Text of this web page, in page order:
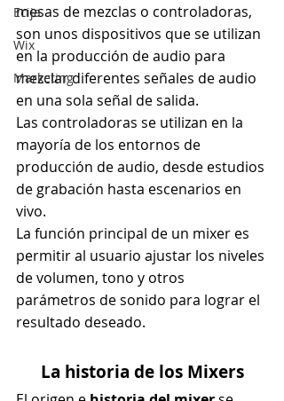
Ecija
Wix
Marketing
mesas de mezclas o controladoras,
son unos dispositivos que se utilizan
en la producción de audio para
mezclar diferentes señales de audio
en una sola señal de salida.
Las controladoras se utilizan en la
mayoría de los entornos de
producción de audio, desde estudios
de grabación hasta escenarios en
vivo.
La función principal de un mixer es
permitir al usuario ajustar los niveles
de volumen, tono y otros
parámetros de sonido para lograr el
resultado deseado.
La historia de los Mixers